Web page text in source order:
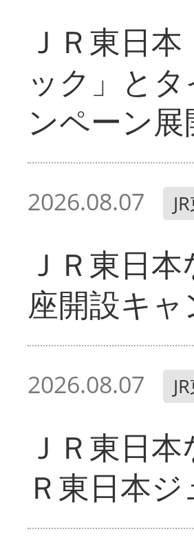
ＪＲ東日
ック」と
ンペーン展
2026.08.07
ＪＲ東日
座開設キ
2026.08.07
ＪＲ東日
Ｒ東日本